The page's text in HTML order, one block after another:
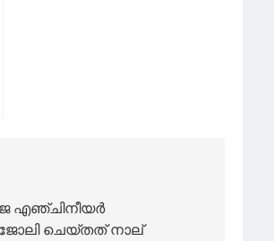
എഞ്ചിനീയര്‍
ചെയ്തത് നാല്